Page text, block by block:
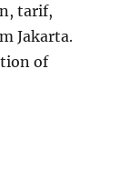
tarif,
Jakarta.
of